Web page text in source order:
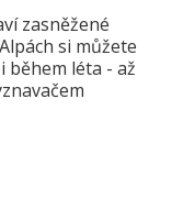
zasněžené
si můžete
během léta - až